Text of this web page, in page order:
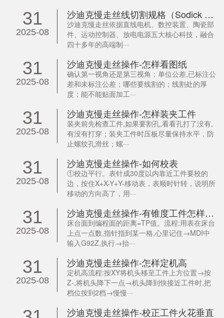
31
2025-08
沙迪克慢走丝线切割规格（Sodick WEDM）
沙迪克慢走丝依据直线电机、数控装置、陶瓷部
件、运动控制器、放电电源五大核心科技，融合
四十多年的高端制···
31
2025-08
沙迪克慢走丝操作-怎样看图纸
确认第一视角还是第三视角；单位公差,已标注公
差和未标注公差；哪些要线割的；线割处的厚
度；能不能贴面加工···
31
2025-08
沙迪克慢走丝操作-怎样装夹工件
装夹前先检查工件,如果要割孔,看看孔打了没有,
有没有打穿；装夹工件时压板尽量保持水平，防
止螺纹孔滑丝；螺···
31
2025-08
沙迪克慢走丝操作-如何校表
①校边平行。表针成30度以内靠近工件要校的
边，按住X+X-Y+Y-移动表，表顺时针转，说明所
移动的方向高了，用···
31
2025-08
沙迪克慢走丝操作-有锥度工件怎样设置TP值
床台面到编程面的距离=TP值。流程:用表在床台
上点一点数,指针指到某一格,心里记住→MDI中
输入G92Z,执行→抬···
31
2025-08
沙迪克慢走丝操作-怎样定机高
定机高流程:按XY将机头移至工件上方位置→按
Z-,将机头降下一点→机头降到快接近工件时,把
档位按到2档→慢慢···
沙迪克慢走丝操作-校正工件火花垂直